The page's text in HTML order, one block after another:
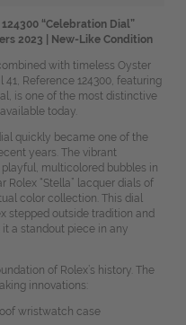
124300 “Celebration Dial”
2023 | New-Like Condition
with timeless Oyster
Reference 124300, featuring
is one of the most distinctive
today.
quickly became one of the
years. The vibrant
multicolored bubbles in
“Stella” lacquer dials of
color collection. This dial
stepped outside tradition and
a standout piece in any
of Rolex’s history. The
innovations:
wristwatch case